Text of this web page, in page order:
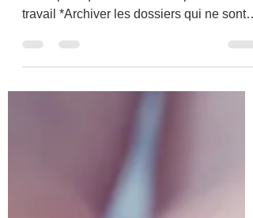
Un bureau opérationnel *Se débarrasser
travail *Archiver les dossiers qui ne sont
plus utilisés...